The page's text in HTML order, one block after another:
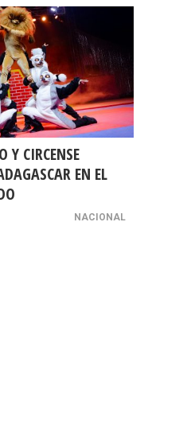
Y CIRCENSE
EN EL
NACIONAL